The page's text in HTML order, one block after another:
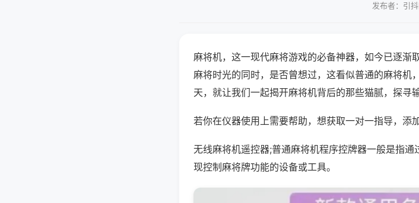
发布者：引
麻将机，这一现代麻将游戏的必备神器，如今已逐渐
麻将时光的同时，是否曾想过，这看似普通的麻将机
天，就让我们一起揭开麻将机背后的那些猫腻，探寻
若你在仪器使用上需要帮助，想获取一对一指导，添
无线麻将机遥控器;普通麻将机程序控牌器一般是指
现控制麻将牌功能的设备或工具。